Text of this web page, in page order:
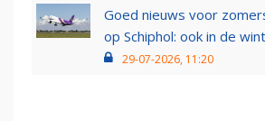
Goed nieuws voor
op Schiphol: ook in de
29-07-2026, 11:20